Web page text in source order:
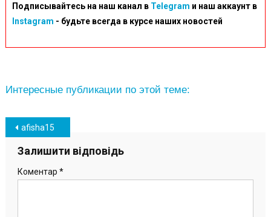
Подписывайтесь на наш канал в Telegram и наш аккаунт в
Instagram - будьте всегда в курсе наших новостей
Интересные публикации по этой теме:
Навігація
записів
afisha15
Залишити відповідь
Коментар *